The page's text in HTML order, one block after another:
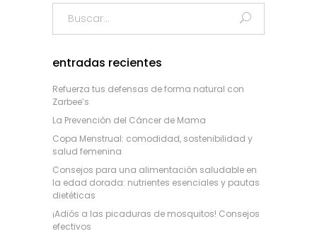
entradas recientes
Refuerza tus defensas de forma natural con
Zarbee’s
La Prevención del Cáncer de Mama
Copa Menstrual: comodidad, sostenibilidad y
salud femenina
Consejos para una alimentación saludable en
la edad dorada: nutrientes esenciales y pautas
dietéticas
¡Adiós a las picaduras de mosquitos! Consejos
efectivos